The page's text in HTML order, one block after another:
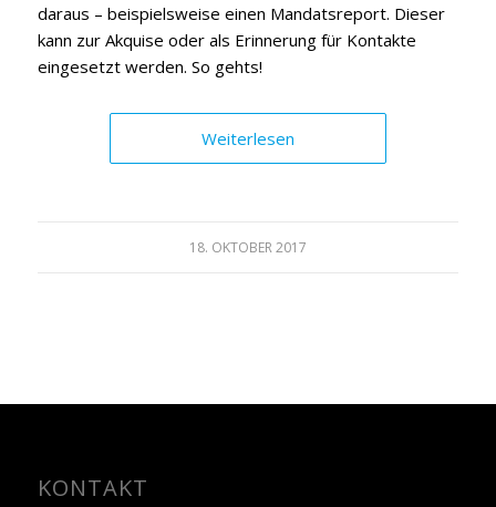
daraus – beispielsweise einen Mandatsreport. Dieser
kann zur Akquise oder als Erinnerung für Kontakte
eingesetzt werden. So gehts!
Weiterlesen
18. OKTOBER 2017
KONTAKT